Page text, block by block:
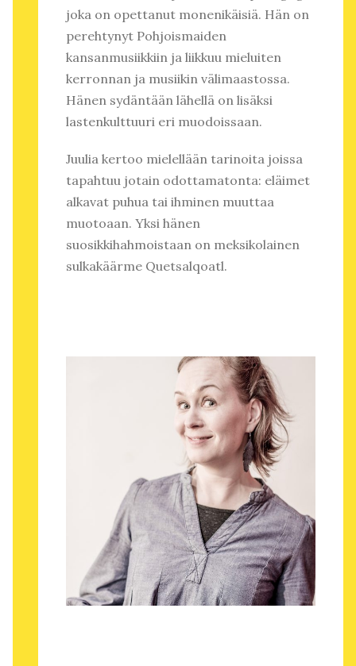
joka on opettanut monenikäisiä. Hän on
perehtynyt Pohjoismaiden
kansanmusiikkiin ja liikkuu mieluiten
kerronnan ja musiikin välimaastossa.
Hänen sydäntään lähellä on lisäksi
lastenkulttuuri eri muodoissaan.
Juulia kertoo mielellään tarinoita joissa
tapahtuu jotain odottamatonta: eläimet
alkavat puhua tai ihminen muuttaa
muotoaan. Yksi hänen
suosikkihahmoistaan on meksikolainen
sulkakäärme Quetsalqoatl.